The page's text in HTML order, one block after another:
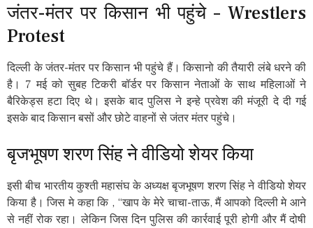
जंतर-मंतर पर किसान भी पहुंचे – Wrestlers
Protest
दिल्ली के जंतर-मंतर पर किसान भी पहुंचे हैं। किसानो की तैयारी लंबे धरने की
है। 7 मई को सुबह टिकरी बॉर्डर पर किसान नेताओं के साथ महिलाओं ने
बैरिकेड्स हटा दिए थे। इसके बाद पुलिस ने इन्हे प्रवेश की मंजूरी दे दी गई
इसके बाद किसान बसों और छोटे वाहनों से जंतर मंतर पहुंचे।
बृजभूषण शरण सिंह ने वीडियो शेयर किया
इसी बीच भारतीय कुश्ती महासंघ के अध्यक्ष बृजभूषण शरण सिंह ने वीडियो शेयर
किया है। जिस मे कहा कि , “खाप के मेरे चाचा-ताऊ, मैं आपको दिल्ली मे आने
से नहीं रोक रहा। लेकिन जिस दिन पुलिस की कार्रवाई पूरी होगी और मैं दोषी